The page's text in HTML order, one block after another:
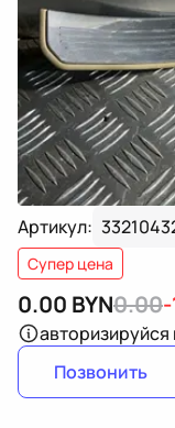
Артикул:
Супер цена
0.00 BYN0.00
авторизируйся
Позвонить